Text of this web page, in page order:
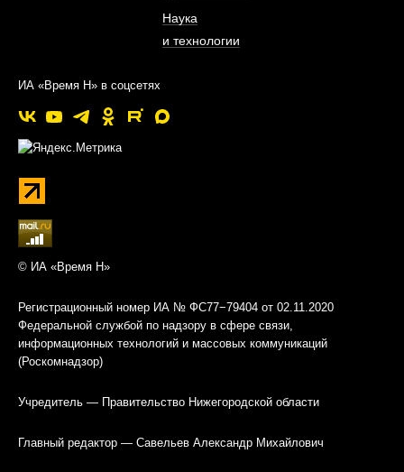
Наука
и технологии
ИА «Время Н» в соцсетях
© ИА «Время Н»
Регистрационный номер ИА № ФС77−79404 от 02.11.2020
Федеральной службой по надзору в сфере связи,
информационных технологий и массовых коммуникаций
(Роскомнадзор)
Учредитель — Правительство Нижегородской области
Главный редактор — Савельев Александр Михайлович